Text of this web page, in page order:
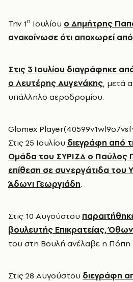
Την 1η Ιουλίου ο Δημήτρης
ανακοίνωσε ότι αποχωρεί από
Στις 3 Ιουλίου διαγράφηκε
ο Λευτέρης Αυγενάκης, μετά
υπάλληλο αεροδρομίου.
Glomex
Στις 25 Ιουλίου διεγράφη από
Ομάδα του ΣΥΡΙΖΑ ο Παύλος
επίθεση σε συνεργάτιδα του
Άδωνι Γεωργιάδη.
Στις 10 Αυγούστου
βουλευτής Επικρατείας,
του στη Βουλή ανέλαβε η Πόπη
Στις 28 Αυγούστου διεγράφη